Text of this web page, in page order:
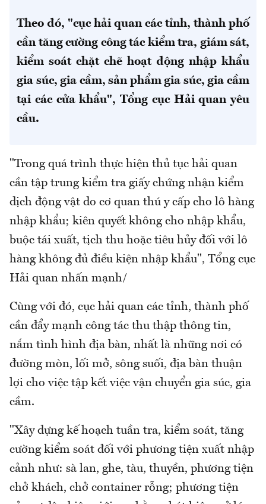
Theo đó, "cục hải quan các tỉnh, thành phố
cần tăng cường công tác kiểm tra, giám sát,
kiểm soát chặt chẽ hoạt động nhập khẩu
gia súc, gia cầm, sản phẩm gia súc, gia cầm
tại các cửa khẩu", Tổng cục Hải quan yêu
cầu.
"Trong quá trình thực hiện thủ tục hải quan
cần tập trung kiểm tra giấy chứng nhận kiểm
dịch động vật do cơ quan thú y cấp cho lô hàng
nhập khẩu; kiên quyết không cho nhập khẩu,
buộc tái xuất, tịch thu hoặc tiêu hủy đối với lô
hàng không đủ điều kiện nhập khẩu", Tổng cục
Hải quan nhấn mạnh/
Cùng với đó, cục hải quan các tỉnh, thành phố
cần đẩy mạnh công tác thu thập thông tin,
nắm tình hình địa bàn, nhất là những nơi có
đường mòn, lối mở, sông suối, địa bàn thuận
lợi cho việc tập kết việc vận chuyển gia súc, gia
cầm.
"Xây dựng kế hoạch tuần tra, kiểm soát, tăng
cường kiểm soát đối với phương tiện xuất nhập
cảnh như: sà lan, ghe, tàu, thuyền, phương tiện
chở khách, chở container rỗng; phương tiện